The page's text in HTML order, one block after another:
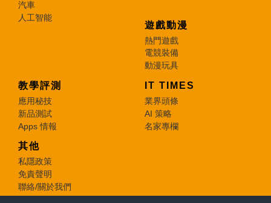
汽車
人工智能
遊戲動漫
熱門遊戲
電競裝備
動漫玩具
教學評測
應用秘技
新品測試
Apps 情報
IT TIMES
業界頭條
AI 策略
名家專欄
其他
私隱政策
免責聲明
聯絡/關於我們